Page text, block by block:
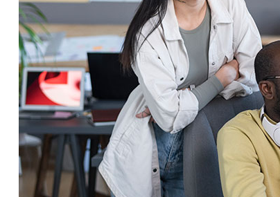
Service Education Resources
Sox Compliance